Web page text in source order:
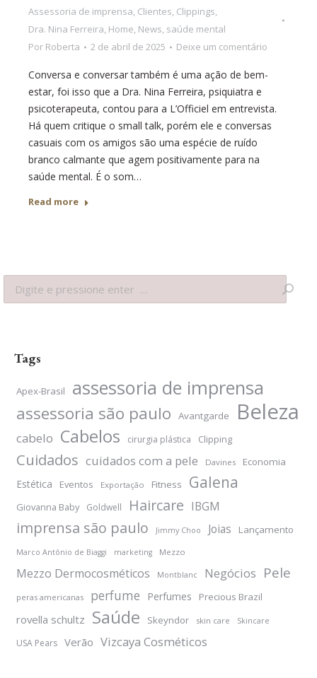
Assessoria de imprensa, Clientes, Clippings,
Dra. Nina Ferreira, Home, News, saúde mental
Por Roberta 2 de abril de 2025 Deixe um comentário
Conversa e conversar também é uma ação de bem-
estar, foi isso que a Dra. Nina Ferreira, psiquiatra e
psicoterapeuta, contou para a L’Officiel em entrevista.
Há quem critique o small talk, porém ele e conversas
casuais com os amigos são uma espécie de ruído
branco calmante que agem positivamente para na
saúde mental. É o som…
Read more
Search:
Tags
Apex-Brasil assessoria de imprensa
assessoria são paulo Avantgarde Beleza
cabelo Cabelos cirurgia plástica Clipping
Cuidados cuidados com a pele Davines Economia
Estética Eventos Exportação Fitness Galena
Giovanna Baby Goldwell Haircare IBGM
imprensa são paulo Jimmy Choo Joias Lançamento
Marco Antônio de Biaggi marketing Mezzo
Mezzo Dermocosméticos Montblanc Negócios Pele
peras americanas perfume Perfumes Precious Brazil
rovella schultz Saúde Skeyndor skin care Skincare
USA Pears Verão Vizcaya Cosméticos